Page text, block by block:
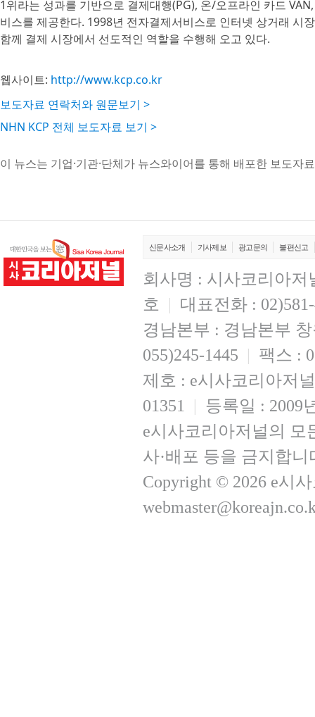
1위라는 성과를 기반으로 결제대행(PG), 온/오프라인 카드
비스를 제공한다. 1998년 전자결제서비스로 인터넷 상거래 시
함께 결제 시장에서 선도적인 역할을 수행해 오고 있다.
웹사이트: http://www.kcp.co.kr
보도자료 연락처와 원문보기 >
NHN KCP 전체 보도자료 보기 >
이 뉴스는 기업·기관·단체가 뉴스와이어를 통해 배포한 보도자